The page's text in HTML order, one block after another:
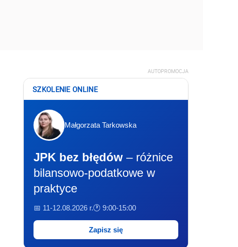
AUTOPROMOCJA
SZKOLENIE ONLINE
Małgorzata Tarkowska
JPK bez błędów – różnice
bilansowo-podatkowe w
praktyce
📅 11-12.08.2026 r.🕐 9:00-15:00
Zapisz się